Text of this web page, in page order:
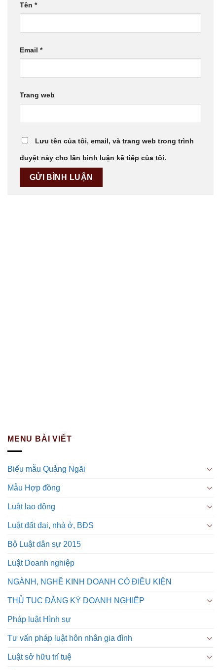
Tên *
Email *
Trang web
Lưu tên của tôi, email, và trang web trong trình
duyệt này cho lần bình luận kế tiếp của tôi.
MENU BÀI VIẾT
Biểu mẫu Quảng Ngãi
Mẫu Hợp đồng
Luật lao động
Luật đất đai, nhà ở, BĐS
Bộ Luật dân sự 2015
Luật Doanh nghiệp
NGÀNH, NGHỀ KINH DOANH CÓ ĐIỀU KIỆN
THỦ TỤC ĐĂNG KÝ DOANH NGHIỆP
Pháp luật Hình sự
Tư vấn pháp luật hôn nhân gia đình
Luật sở hữu trí tuệ